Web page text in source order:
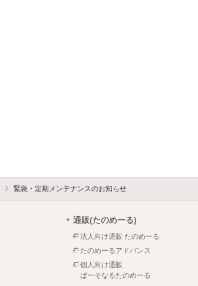
緊急・定期メンテナンスのお知らせ
通販(たのめーる)
法人向け通販 たのめーる
たのめーるアドバンス
個人向け通販
ぱーそなるたのめーる